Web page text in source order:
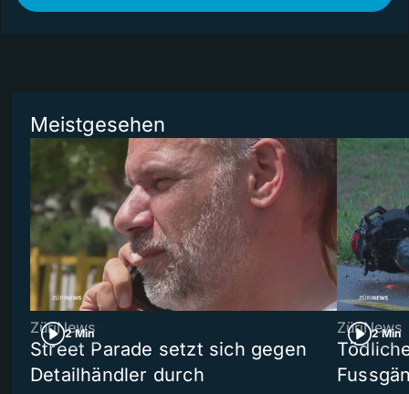
Meistgesehen
2 Min
ZüriNews
Street Parade setzt sich gegen
Detailhändler durch
2 Min
ZüriNews